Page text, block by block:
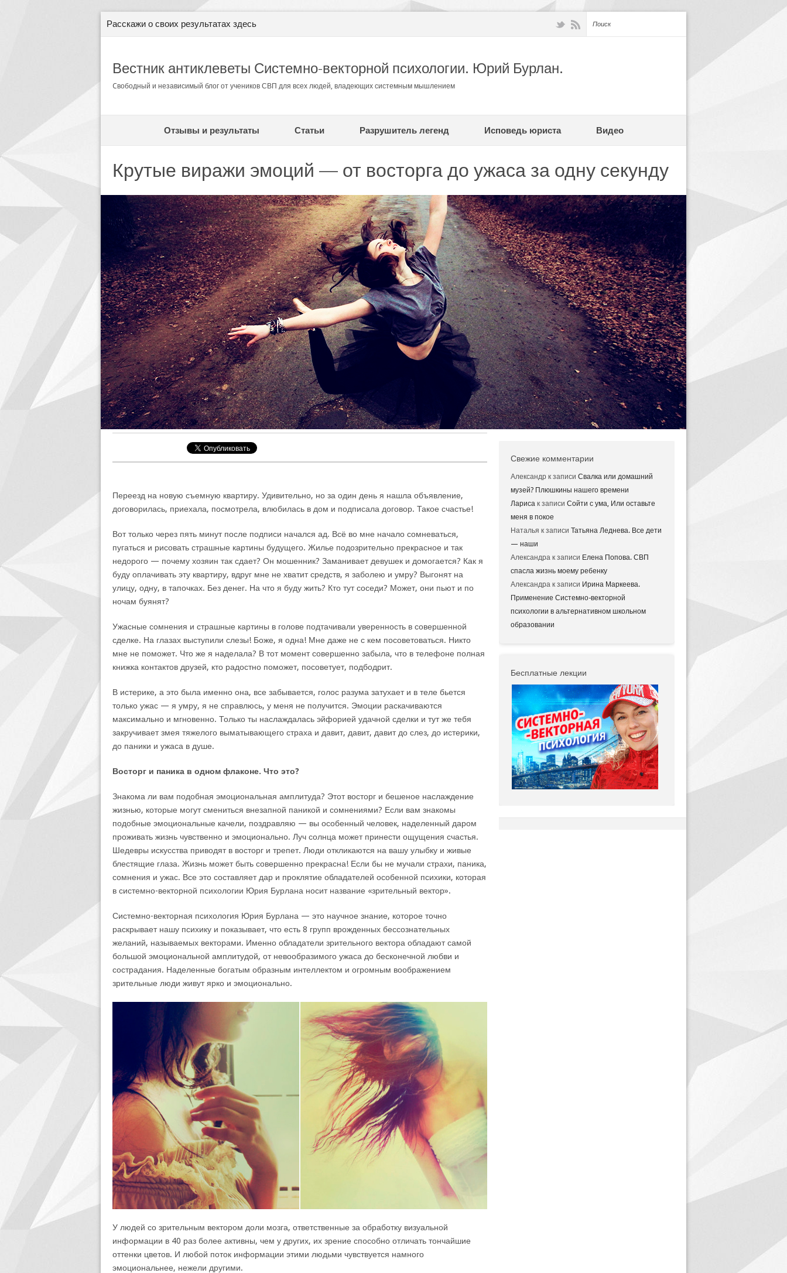
Расскажи о своих результатах здесь
Вестник антиклеветы Системно-векторной психологии. Юрий Бурлан.
Cвободный и независимый блог от учеников СВП для всех людей, владеющих системным мышлением
Отзывы и результаты Статьи Разрушитель легенд Исповедь юриста Видео
Крутые виражи эмоций — от восторга до ужаса за одну секунду
Переезд на новую съемную квартиру. Удивительно, но за один день я нашла объявление,
договорилась, приехала, посмотрела, влюбилась в дом и подписала договор. Такое счастье!
Вот только через пять минут после подписи начался ад. Всё во мне начало сомневаться,
пугаться и рисовать страшные картины будущего. Жилье подозрительно прекрасное и так
недорого — почему хозяин так сдает? Он мошенник? Заманивает девушек и домогается? Как я
буду оплачивать эту квартиру, вдруг мне не хватит средств, я заболею и умру? Выгонят на
улицу, одну, в тапочках. Без денег. На что я буду жить? Кто тут соседи? Может, они пьют и по
ночам буянят?
Ужасные сомнения и страшные картины в голове подтачивали уверенность в совершенной
сделке. На глазах выступили слезы! Боже, я одна! Мне даже не с кем посоветоваться. Никто
мне не поможет. Что же я наделала? В тот момент совершенно забыла, что в телефоне полная
книжка контактов друзей, кто радостно поможет, посоветует, подбодрит.
В истерике, а это была именно она, все забывается, голос разума затухает и в теле бьется
только ужас — я умру, я не справлюсь, у меня не получится. Эмоции раскачиваются
максимально и мгновенно. Только ты наслаждалась эйфорией удачной сделки и тут же тебя
закручивает змея тяжелого выматывающего страха и давит, давит, давит до слез, до истерики,
до паники и ужаса в душе.
Восторг и паника в одном флаконе. Что это?
Знакома ли вам подобная эмоциональная амплитуда? Этот восторг и бешеное наслаждение
жизнью, которые могут смениться внезапной паникой и сомнениями? Если вам знакомы
подобные эмоциональные качели, поздравляю — вы особенный человек, наделенный даром
проживать жизнь чувственно и эмоционально. Луч солнца может принести ощущения счастья.
Шедевры искусства приводят в восторг и трепет. Люди откликаются на вашу улыбку и живые
блестящие глаза. Жизнь может быть совершенно прекрасна! Если бы не мучали страхи, паника,
сомнения и ужас. Все это составляет дар и проклятие обладателей особенной психики, которая
в системно-векторной психологии Юрия Бурлана носит название «зрительный вектор».
Системно-векторная психология Юрия Бурлана — это научное знание, которое точно
раскрывает нашу психику и показывает, что есть 8 групп врожденных бессознательных
желаний, называемых векторами. Именно обладатели зрительного вектора обладают самой
большой эмоциональной амплитудой, от невообразимого ужаса до бесконечной любви и
сострадания. Наделенные богатым образным интеллектом и огромным воображением
зрительные люди живут ярко и эмоционально.
У людей со зрительным вектором доли мозга, ответственные за обработку визуальной
информации в 40 раз более активны, чем у других, их зрение способно отличать тончайшие
оттенки цветов. И любой поток информации этими людьми чувствуется намного
эмоциональнее, нежели другими.
Свежие комментарии
Александр к записи Свалка или домашний
музей? Плюшкины нашего времени
Лариса к записи Сойти с ума, Или оставьте
меня в покое
Наталья к записи Татьяна Леднева. Все дети
— наши
Александра к записи Елена Попова. СВП
спасла жизнь моему ребенку
Александра к записи Ирина Маркеева.
Применение Системно-векторной
психологии в альтернативном школьном
образовании
Бесплатные лекции